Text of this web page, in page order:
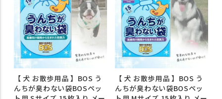
【 犬 お散歩用品 】BOS う
んちが臭わない袋BOSペッ
【 犬 お散歩用品 】BOS う
んちが臭わない袋BOSペッ